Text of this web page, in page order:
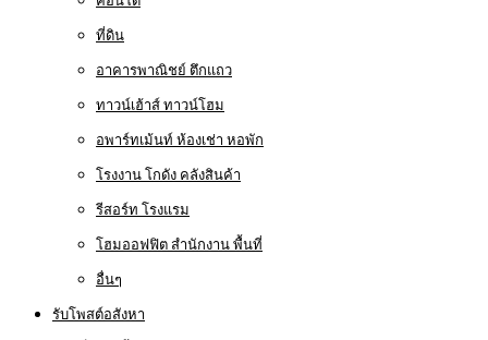
ที่ดิน
อาคารพาณิชย์ ตึกแถว
ทาวน์เฮ้าส์ ทาวน์โฮม
อพาร์ทเม้นท์ ห้องเช่า หอพัก
โรงงาน โกดัง คลังสินค้า
รีสอร์ท โรงแรม
โฮมออฟฟิต สำนักงาน พื้นที่
อื่นๆ
รับโพสต์อสังหา